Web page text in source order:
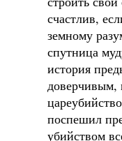
счастлив,
земному
спутница
история
доверчивым,
поспешил
убийством